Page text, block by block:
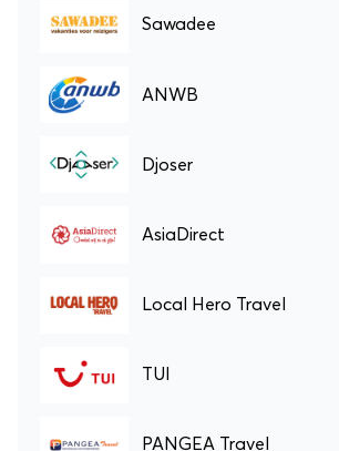
Sawadee
ANWB
Djoser
AsiaDirect
Local Hero Travel
TUI
PANGEA Travel